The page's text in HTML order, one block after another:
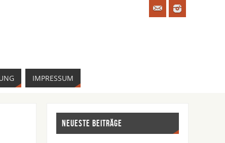
IMPRESSUM
NEUESTE BEITRÄGE